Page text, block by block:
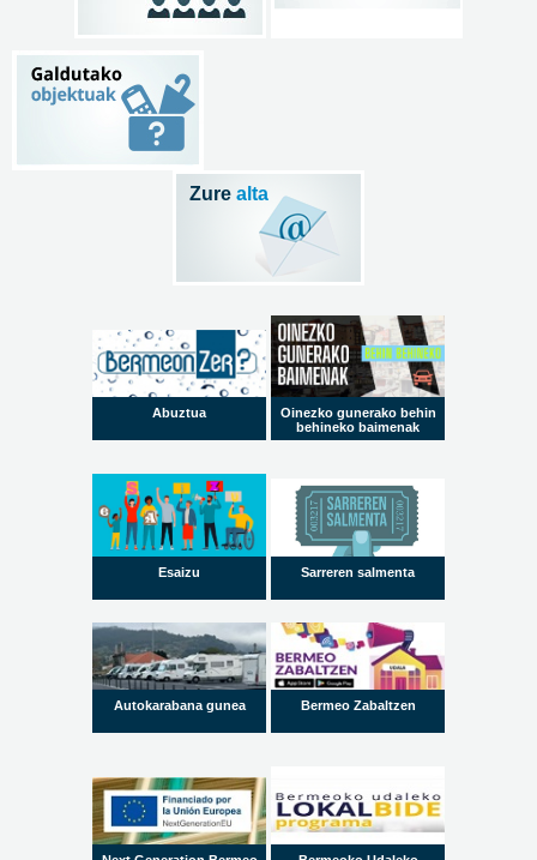
Abuztua
Oinezko gunerako behin
behineko baimenak
Esaizu Sarreren salmenta
Autokarabana gunea Bermeo Zabaltzen
Zure alta